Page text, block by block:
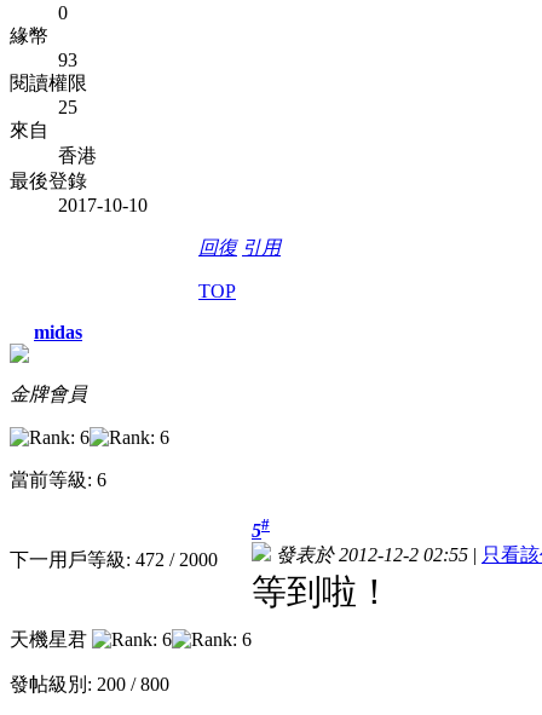
0
緣幣
93
閱讀權限
25
來自
香港
最後登錄
2017-10-10
回復 引用
TOP
midas
金牌會員
當前等級: 6
下一用戶等級: 472 / 2000
天機星君
發帖級別: 200 / 800
5#
發表於 2012-12-2 02:55 | 只看
等到啦！